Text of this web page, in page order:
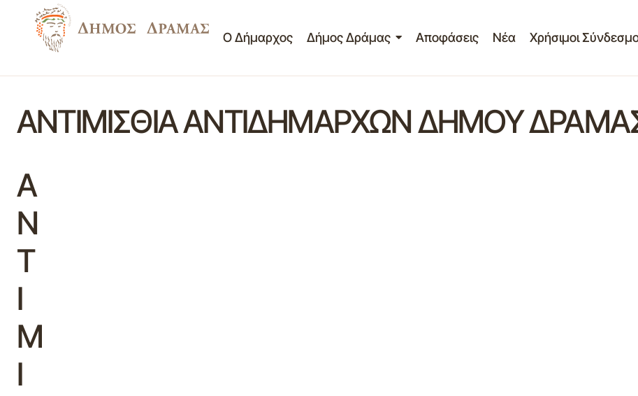
Ο Δήμαρχος Δήμος Δράμας Αποφάσεις Νέα Χρήσιμοι
ΑΝΤΙΜΙΣΘΙΑ ΑΝΤΙΔΗΜΑΡΧΩΝ ΔΗΜΟΥ
Α
Ν
Τ
Ι
Μ
Ι